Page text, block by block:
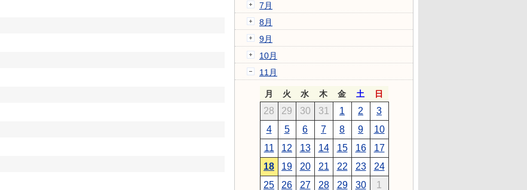
7月
8月
9月
10月
11月
月 火 水 木 金 土 日
28 29 30 31 1 2
3
4
5 6 7 8 9
10
11
12 13 14 15 16
17
18
19 20 21 22 23
24
25
26 27 28 29 30
1